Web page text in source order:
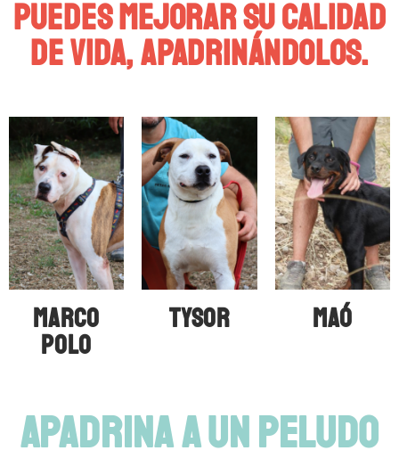
puedes mejorar su calidad
de vida, APADRINÁNDOLOS.
MARCO
POLO
TYSOR MAÓ
APADRINA A UN PELUDO